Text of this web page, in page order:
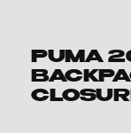
PUMA